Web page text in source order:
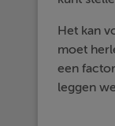
Het kan
moet
een
leggen